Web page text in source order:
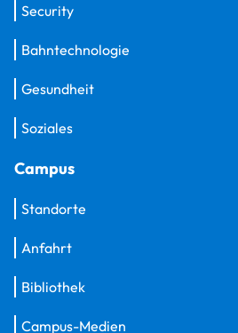
Security
Bahntechnologie
Gesundheit
Soziales
Campus
Standorte
Anfahrt
Bibliothek
Campus-Medien